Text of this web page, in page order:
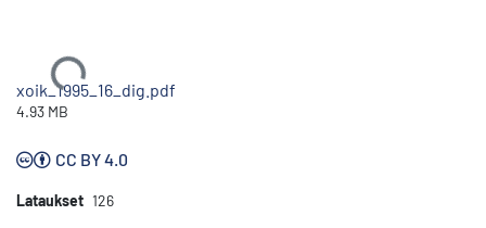
Ladataan...
xoik_1995_16_dig.pdf
4.93 MB
CC BY 4.0
Lataukset 126